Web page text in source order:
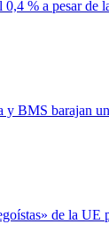
% a pesar de
y BMS barajan
de la